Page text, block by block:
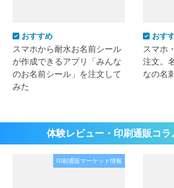
おすすめ
スマホから耐水お名前シール
が作成できるアプリ「みんな
のお名前シール」を注文して
みた
おす
スマホ
注文。
なの名
体験レビュー・印刷通販コラ
印刷通販マーケット情報